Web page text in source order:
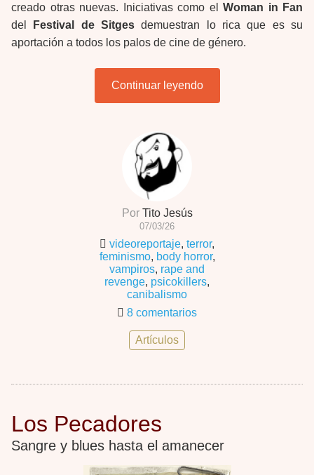
creado otras nuevas. Iniciativas como el Woman in Fan
del
Festival de Sitges demuestran lo rica que es su
aportación a todos los palos de cine de género.
Continuar leyendo
PorTito Jesús
07/03/26
videoreportaje, terror,
feminismo, body horror,
vampiros, rape and
revenge, psicokillers,
canibalismo
8 comentarios
Artículos
Los Pecadores
Sangre y blues hasta el amanecer